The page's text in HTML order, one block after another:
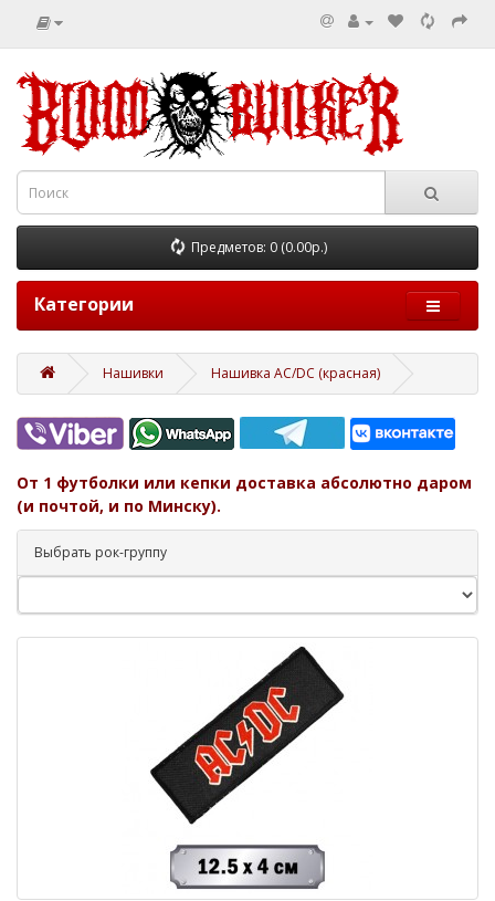
Предметов: 0 (0.00р.)
Категории
Нашивки Нашивка AC/DC (красная)
От 1 футболки или кепки доставка абсолютно даром
(и почтой, и по Минску).
Выбрать рок-группу